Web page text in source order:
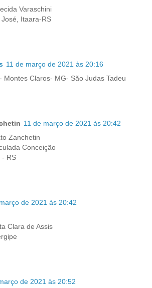
Varaschini
Itaara-RS
11 de março de 2021 às 20:16
Montes Claros- MG- São Judas Tadeu
11 de março de 2021 às 20:42
Zanchetin
Conceição
- RS
de 2021 às 20:42
Clara de Assis
de 2021 às 20:52